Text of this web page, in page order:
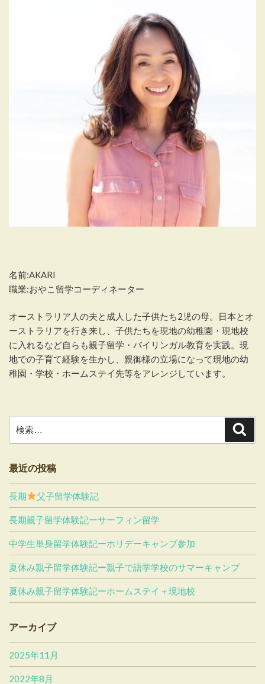
名前:AKARI
職業:おやこ留学コーディネーター
オーストラリア人の夫と成人した子供たち2児の母。日本とオ
ーストラリアを行き来し、子供たちを現地の幼稚園・現地校
に入れるなど自らも親子留学・バイリンガル教育を実践。現
地での子育て経験を生かし、親御様の立場になって現地の幼
稚園・学校・ホームステイ先等をアレンジしています。
索:
索
最近の投稿
長期 父子留学体験記
長期親子留学体験記ーサーフィン留学
中学生単身留学体験記ーホリデーキャンプ参加
夏休み親子留学体験記ー親子で語学学校のサマーキャンプ
夏休み親子留学体験記ーホームステイ＋現地校
アーカイブ
2025年11月
2022年8月